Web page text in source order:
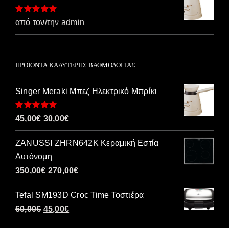
Βαθμολογήθηκε
από τον/την admin
ΠΡΟΪΌΝΤΑ ΚΑΛΎΤΕΡΗΣ ΒΑΘΜΟΛΟΓΊΑΣ
Singer Meraki Μπεζ Ηλεκτρικό Μπρίκι
Βαθμολογήθηκε
5.00 από 5
45,00€ Original
price
was:
45,00€.
30,00€Η
τρέχουσα
τιμή
30,00€.
ZANUSSI ZHRN642K Κεραμική Εστία
Αυτόνομη
350,00€ Original
price
was:
350,00€.
270,00€Η
τρέχουσα
τιμή
Tefal SM193D Croc Time Τοστιέρα
60,00€ Original
price
45,00€Η
τρέχουσα